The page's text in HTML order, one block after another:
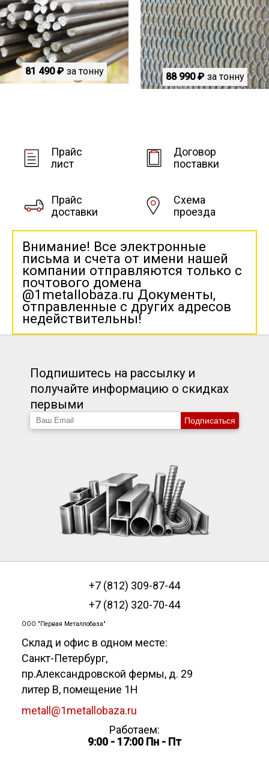
81 490 ₽ за тонну 88 990 ₽ за тонну
Прайс
лист
Договор
поставки
Прайс
доставки
Схема
проезда
Внимание! Все электронные
письма и счета от имени нашей
компании отправляются только с
почтового домена
@1metallobaza.ru Документы,
отправленные с других адресов
недействительны!
Подпишитесь на рассылку и
получайте информацию о скидках
первыми
Подписаться
+7 (812) 309-87-44
+7 (812) 320-70-44
ООО "Первая Металлобаза"
Склад и офис в одном месте:
Санкт-Петербург,
пр.Александровской фермы, д. 29
литер В, помещение 1Н
metall@1metallobaza.ru
Работаем:
9:00 - 17:00 Пн - Пт